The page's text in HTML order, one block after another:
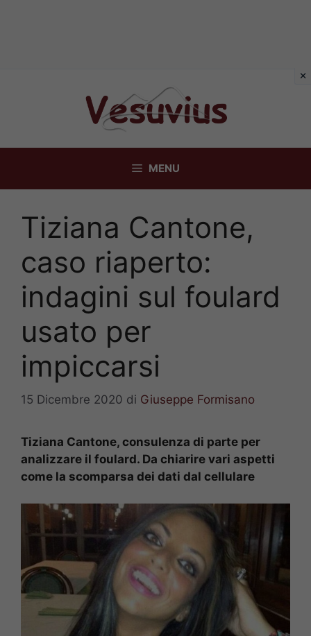
MENU
Tiziana Cantone,
caso riaperto:
indagini sul foulard
usato per
impiccarsi
15 Dicembre 2020 di Giuseppe Formisano
Tiziana Cantone, consulenza di parte per
analizzare il foulard. Da chiarire vari aspetti
come la scomparsa dei dati dal cellulare